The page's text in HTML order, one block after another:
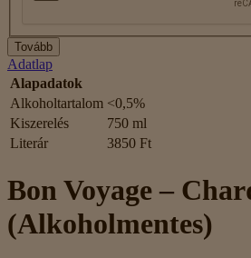
Tovább
Adatlap
Alapadatok
Alkoholtartalom <0,5%
Kiszerelés
750 ml
Literár
3850 Ft
Bon Voyage –
(Alkoholmentes)